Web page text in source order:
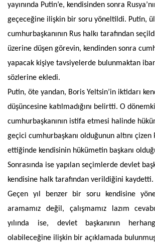
yayınında Putin’e, kendisinden sonra
geçeceğine ilişkin bir soru yöneltildi. Putin,
cumhurbaşkanının Rus halkı tarafından
üzerine düşen görevin, kendinden sonra
yapacak kişiye tavsiyelerde bulunmaktan
sözlerine ekledi.
Putin, öte yandan, Boris Yeltsin’in iktidarı
düşüncesine katılmadığını belirtti. O
cumhurbaşkanının istifa etmesi halinde
geçici cumhurbaşkanı olduğunun altını
ettiğinde kendisinin hükümetin başkanı
Sonrasında ise yapılan seçimlerde devlet
kendisine halk tarafından verildiğini kaydetti.
Geçen yıl benzer bir soru kendisine
aramamız değil, çalışmamız lazım
yılında ise, devlet başkanının
olabileceğine ilişkin bir açıklamada